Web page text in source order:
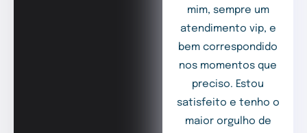
mim, sempre um
atendimento vip, e
bem correspondido
nos momentos que
preciso. Estou
satisfeito e tenho o
maior orgulho de